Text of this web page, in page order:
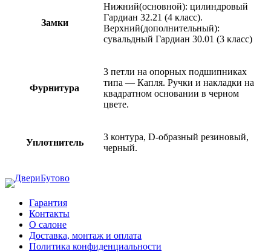
Замки
Нижний(основной): цилиндровый
Гардиан 32.21 (4 класс).
Верхний(дополнительный):
сувальдный Гардиан 30.01 (3 класс)
Фурнитура
3 петли на опорных подшипниках
типа — Капля. Ручки и накладки на
квадратном основании в черном
цвете.
Уплотнитель
3 контура, D-образный резиновый,
черный.
Гарантия
Контакты
О салоне
Доставка, монтаж и оплата
Политика конфиденциальности